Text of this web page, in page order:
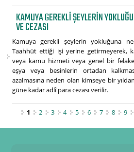
KAMUYA GEREKLI ŞEYLERIN
VE CEZASI
Kamuya gerekli şeylerin yokluğuna
Taahhüt ettiği işi yerine getirmeyerek,
veya kamu hizmeti veya genel bir
eşya veya besinlerin ortadan
azalmasına neden olan kimseye bir
güne kadar adlî para cezası verilir.
Sayfalar
1 2 3 4 5 6 7 8 9